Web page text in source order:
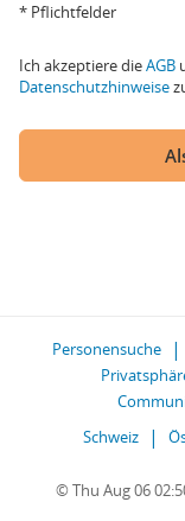
* Pflichtfelder
Ich akzeptiere dieAGB
Datenschutzhinweise
Personensuche
Schweiz
© Thu Aug 06